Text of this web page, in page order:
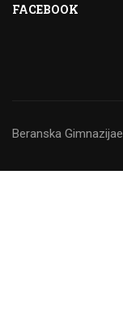
FACEBOOK
Beranska Gimnazijae